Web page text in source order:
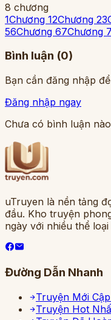
8 chương
1Chương 12Chương 23
56Chương 67Chương 7
Bình luận (0)
Bạn cần đăng nhập
Đăng nhập ngay
Chưa có bình luận
uTruyen là nền tảng
đầu. Kho truyện
ngày với nhiều thể loại
Đường Dẫn Nhanh
Truyện Mới
Truyện Hot